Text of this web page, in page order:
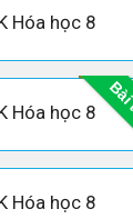
Hóa học 8
Hóa học 8
Hóa học 8